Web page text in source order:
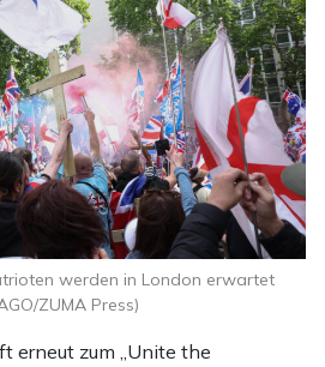
erneut zum „Unite the
werden in London erwartet
ZUMA Press)